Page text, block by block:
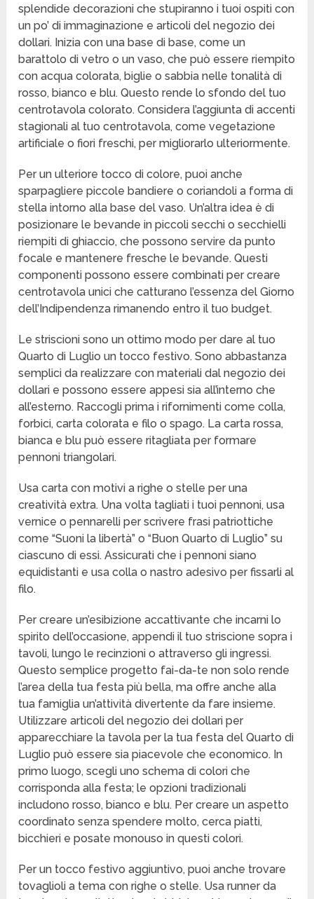
splendide decorazioni che stupiranno i tuoi ospiti con
un po’ di immaginazione e articoli del negozio dei
dollari. Inizia con una base di base, come un
barattolo di vetro o un vaso, che può essere riempito
con acqua colorata, biglie o sabbia nelle tonalità di
rosso, bianco e blu. Questo rende lo sfondo del tuo
centrotavola colorato. Considera l’aggiunta di accenti
stagionali al tuo centrotavola, come vegetazione
artificiale o fiori freschi, per migliorarlo ulteriormente.
Per un ulteriore tocco di colore, puoi anche
sparpagliere piccole bandiere o coriandoli a forma di
stella intorno alla base del vaso. Un’altra idea è di
posizionare le bevande in piccoli secchi o secchielli
riempiti di ghiaccio, che possono servire da punto
focale e mantenere fresche le bevande. Questi
componenti possono essere combinati per creare
centrotavola unici che catturano l’essenza del Giorno
dell’Indipendenza rimanendo entro il tuo budget.
Le striscioni sono un ottimo modo per dare al tuo
Quarto di Luglio un tocco festivo. Sono abbastanza
semplici da realizzare con materiali dal negozio dei
dollari e possono essere appesi sia all’interno che
all’esterno. Raccogli prima i rifornimenti come colla,
forbici, carta colorata e filo o spago. La carta rossa,
bianca e blu può essere ritagliata per formare
pennoni triangolari.
Usa carta con motivi a righe o stelle per una
creatività extra. Una volta tagliati i tuoi pennoni, usa
vernice o pennarelli per scrivere frasi patriottiche
come “Suoni la libertà” o “Buon Quarto di Luglio” su
ciascuno di essi. Assicurati che i pennoni siano
equidistanti e usa colla o nastro adesivo per fissarli al
filo.
Per creare un’esibizione accattivante che incarni lo
spirito dell’occasione, appendi il tuo striscione sopra i
tavoli, lungo le recinzioni o attraverso gli ingressi.
Questo semplice progetto fai-da-te non solo rende
l’area della tua festa più bella, ma offre anche alla
tua famiglia un’attività divertente da fare insieme.
Utilizzare articoli del negozio dei dollari per
apparecchiare la tavola per la tua festa del Quarto di
Luglio può essere sia piacevole che economico. In
primo luogo, scegli uno schema di colori che
corrisponda alla festa; le opzioni tradizionali
includono rosso, bianco e blu. Per creare un aspetto
coordinato senza spendere molto, cerca piatti,
bicchieri e posate monouso in questi colori.
Per un tocco festivo aggiuntivo, puoi anche trovare
tovaglioli a tema con righe o stelle. Usa runner da